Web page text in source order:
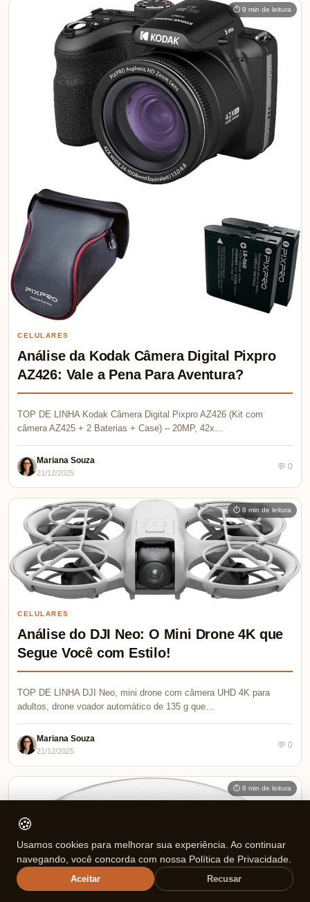
⏱ 9 min de leitura
CELULARES
Análise da Kodak Câmera Digital Pixpro
AZ426: Vale a Pena Para Aventura?
TOP DE LINHA Kodak Câmera Digital Pixpro AZ426 (Kit com
câmera AZ425 + 2 Baterias + Case) – 20MP, 42x…
Mariana Souza
21/12/2025
💬 0
⏱ 8 min de leitura
CELULARES
Análise do DJI Neo: O Mini Drone 4K que
Segue Você com Estilo!
TOP DE LINHA DJI Neo, mini drone com câmera UHD 4K para
adultos, drone voador automático de 135 g que…
Mariana Souza
21/12/2025
💬 0
⏱ 8 min de leitura
🍪
Usamos cookies para melhorar sua experiência. Ao continuar
navegando, você concorda com nossa Política de Privacidade.
Aceitar Recusar